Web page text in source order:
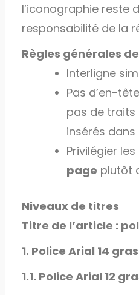
l’iconographie reste
responsabilité de la
Règles générales
Interligne
Pas d’en-
pas de traits
insérés
Privilégier les
page plutôt
Niveaux de titres
Titre de l’article :
1. Police Arial 14
1.1. Police Arial 12